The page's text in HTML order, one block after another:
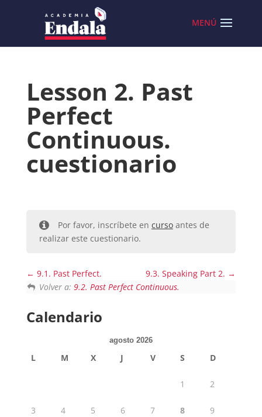
Lesson 2. Past
Perfect
Continuous.
cuestionario
Por favor, inscríbete en cursoantes de
realizar este cuestionario.
9.1. Past Perfect.
9.3. Speaking Part 2.
Volver a:9.2. Past Perfect Continuous.
Calendario
agosto 2026
L M X J V S D
1 2
3 4 5 6 7 8 9